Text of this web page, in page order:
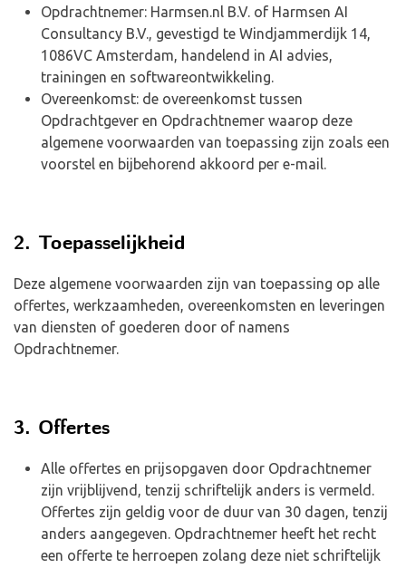
Opdrachtnemer: Harmsen.nl B.V. of Harmsen AI
Consultancy B.V., gevestigd te Windjammerdijk 14,
1086VC Amsterdam, handelend in AI advies,
trainingen en softwareontwikkeling.
Overeenkomst: de overeenkomst tussen
Opdrachtgever en Opdrachtnemer waarop deze
algemene voorwaarden van toepassing zijn zoals een
voorstel en bijbehorend akkoord per e-mail.
2. Toepasselijkheid
Deze algemene voorwaarden zijn van toepassing op alle
offertes, werkzaamheden, overeenkomsten en leveringen
van diensten of goederen door of namens
Opdrachtnemer.
3. Offertes
Alle offertes en prijsopgaven door Opdrachtnemer
zijn vrijblijvend, tenzij schriftelijk anders is vermeld.
Offertes zijn geldig voor de duur van 30 dagen, tenzij
anders aangegeven. Opdrachtnemer heeft het recht
een offerte te herroepen zolang deze niet schriftelijk